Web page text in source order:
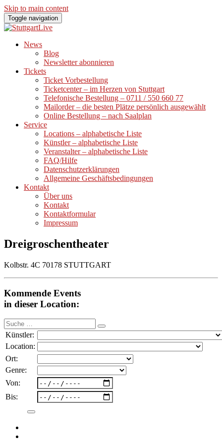
Skip to main content
Toggle navigation
News
Blog
Newsletter abonnieren
Tickets
Ticket Vorbestellung
Ticketcenter – im Herzen von Stuttgart
Telefonische Bestellung – 0711 / 550 660 77
Mailorder – die besten Plätze persönlich ausgewählt
Online Bestellung – nach Saalplan
Service
Locations – alphabetische Liste
Künstler – alphabetische Liste
Veranstalter – alphabetische Liste
FAQ/Hilfe
Datenschutzerklärungen
Allgemeine Geschäftsbedingungen
Kontakt
Über uns
Kontakt
Kontaktformular
Impressum
Dreigroschentheater
Kolbstr. 4C 70178 STUTTGART
Kommende Events
in dieser Location:
Suche
nach:
Künstler:
Location:
Ort:
Genre:
Von:
Bis: